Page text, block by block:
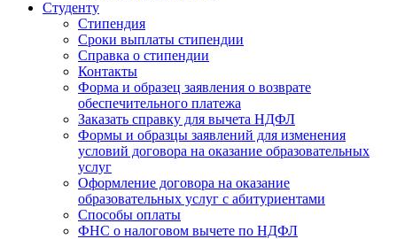
Студенту
Стипендия
Сроки выплаты стипендии
Справка о стипендии
Контакты
Форма и образец заявления о возврате
обеспечительного платежа
Заказать справку для вычета НДФЛ
Формы и образцы заявлений для изменения
условий договора на оказание образовательных
услуг
Оформление договора на оказание
образовательных услуг с абитуриентами
Способы оплаты
ФНС о налоговом вычете по НДФЛ